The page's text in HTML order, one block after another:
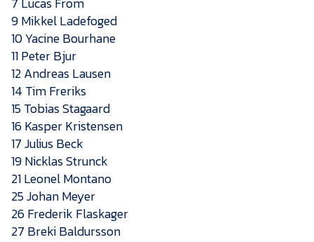
9 Mikkel Ladefoged
10 Yacine Bourhane
11 Peter Bjur
12 Andreas Lausen
14 Tim Freriks
15 Tobias Stagaard
16 Kasper Kristensen
17 Julius Beck
19 Nicklas Strunck
21 Leonel Montano
25 Johan Meyer
26 Frederik Flaskager
27 Breki Baldursson